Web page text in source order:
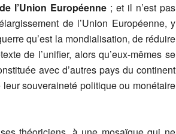
l’Union Européenne ; et il n’est pas
de l’Union Européenne, y
qu’est la mondialisation, de réduire
de l’unifier, alors qu’eux-mêmes se
avec d’autres pays du continent
souveraineté politique ou monétaire